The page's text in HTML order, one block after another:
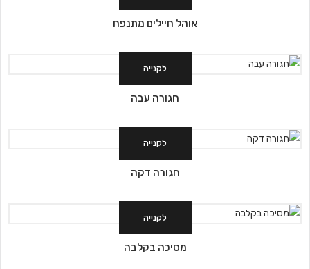
אוהל חיילים מתנפח
לקנייה
חגורה עבה
לקנייה
חגורה דקה
לקנייה
מסיכה בקלבה